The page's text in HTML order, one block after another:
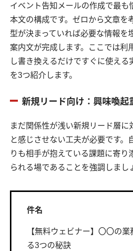
イベント告知メールの作成で最も
本文の構成です。ゼロから文章を
型が決まっていれば必要な情報を
案内文が完成します。ここでは利
し書き換えるだけですぐに使える
を3つ紹介します。
新規リード向け：興味喚起
まだ関係性が浅い新規リード層に
と感じさせない工夫が必要です。
りも相手が抱えている課題に寄り
られる場であることを強調しまし
件名
【無料ウェビナー】〇〇の
る3つの秘訣